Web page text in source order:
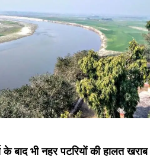
बाद भी नहर पटरियों की हालत खराब